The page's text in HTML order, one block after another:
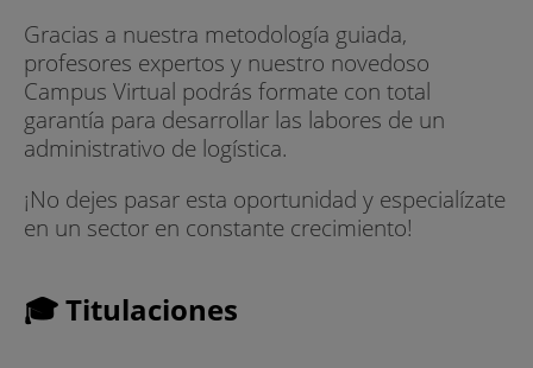
Gracias a nuestra metodología guiada,
profesores expertos y nuestro novedoso
Campus Virtual podrás formate con total
garantía para desarrollar las labores de un
administrativo de logística.
¡No dejes pasar esta oportunidad y especialízate
en un sector en constante crecimiento!
🎓 Titulaciones